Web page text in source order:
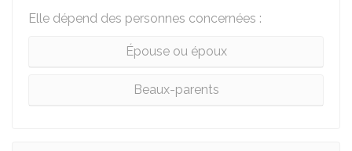
Elle dépend des personnes concernées :
Épouse ou époux
Beaux-parents